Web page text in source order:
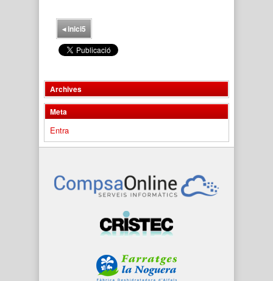
◂inici5
Archives
Meta
Entra